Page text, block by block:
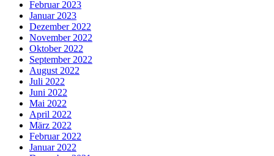
Februar 2023
Januar 2023
Dezember 2022
November 2022
Oktober 2022
September 2022
August 2022
Juli 2022
Juni 2022
Mai 2022
April 2022
März 2022
Februar 2022
Januar 2022